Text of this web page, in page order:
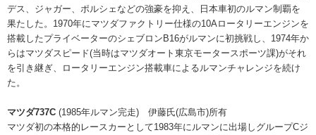
デス、ジャガー、ポルシェなどの強豪を抑え、日本車初のルマン制覇を
果たした。1970年にマツダファクトリー仕様の10Aロータリーエンジンを
搭載したプライベーターのシェブロンB16がルマンに初挑戦し、1974年か
らはマツダスピード(当時はマツダオート東京モータースポーツ課)がそれ
を引き継ぎ、ロータリーエンジン搭載車によるルマンチャレンジを続け
た。
マツダ737C (1985年ルマン完走) 伊藤氏(広島市)所有
マツダ初の本格的レースカーとして1983年にルマンに出場しグループCジ